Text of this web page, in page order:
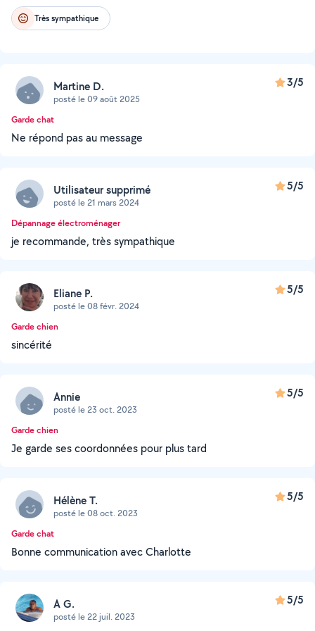
Très sympathique
Martine D.
posté le 09 août 2025
3/5
Garde chat
Ne répond pas au message
Utilisateur supprimé
posté le 21 mars 2024
5/5
Dépannage électroménager
je recommande, très sympathique
Eliane P.
posté le 08 févr. 2024
5/5
Garde chien
sincérité
Annie
posté le 23 oct. 2023
5/5
Garde chien
Je garde ses coordonnées pour plus tard
Hélène T.
posté le 08 oct. 2023
5/5
Garde chat
Bonne communication avec Charlotte
A G.
posté le 22 juil. 2023
5/5